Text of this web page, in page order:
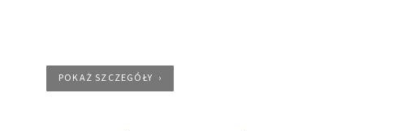
POKAŻ SZCZEGÓŁY